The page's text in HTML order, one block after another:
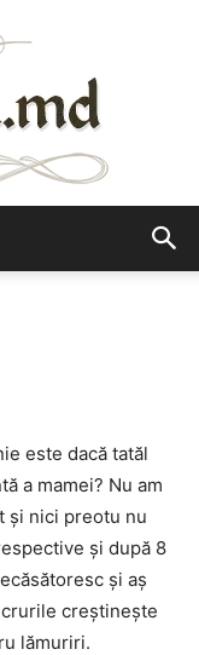
este dacă tatăl
a mamei? Nu am
şi nici preotu nu
şi după 8
şi aş
creştineşte
lămuriri.